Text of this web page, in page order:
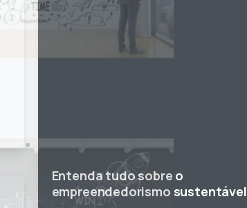
Entenda tudo sobre o
empreendedorismo sustentável